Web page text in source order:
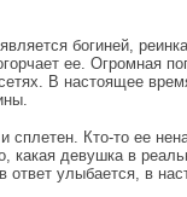
богиней,
ее. Огромная
В настоящее
сплетен. Кто-то ее
девушка в
улыбается, в